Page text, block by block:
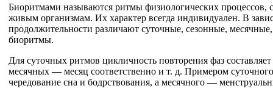
Биоритмами называются ритмы физиологических процессов,
живым организмам. Их характер всегда индивидуален. В
продолжительности различают суточные, сезонные,
биоритмы.
Для суточных ритмов цикличность повторения фаз
месячных — месяц соответственно и т. д. Примером
чередование сна и бодрствования, а месячного —